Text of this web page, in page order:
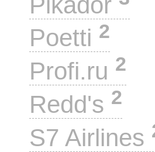
Poetti 2
Profi.ru 2
Redd's 2
S7 Airlines